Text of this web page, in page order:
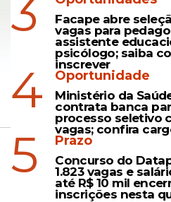
3
Facape abre
vagas para
assistente
psicólogo; saiba
inscrever
4 Oportunidade
Ministério da
contrata banca
processo seletivo
vagas; confira
5 Prazo
Concurso do
1.823 vagas e
até R$ 10 mil
inscrições nesta